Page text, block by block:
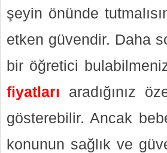
şeyin önünde
etken güvendir. Daha
bir öğretici
fiyatları aradığınız
gösterebilir. Ancak
konunun sağlık ve